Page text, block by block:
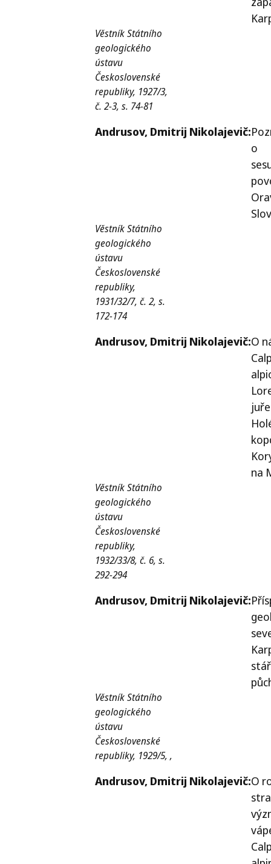
Věstník Státního
geologického
ústavu
Československé
republiky, 1927/3,
č. 2-3, s. 74-81
Andrusov, Dmitrij Nikolajevič:
o
Věstník Státního
geologického
ústavu
Československé
republiky,
1931/32/7, č. 2, s.
172-174
Andrusov, Dmitrij Nikolajevič:O
juře
na
Věstník Státního
geologického
ústavu
Československé
republiky,
1932/33/8, č. 6, s.
292-294
Andrusov, Dmitrij Nikolajevič:
Věstník Státního
geologického
ústavu
Československé
republiky, 1929/5, ,
Andrusov, Dmitrij Nikolajevič:O